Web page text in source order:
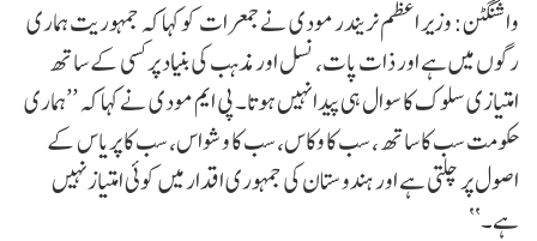
واشنگٹن: وزیر اعظم نریندر مودی نے جمعرات کو کہا کہ جمہوریت ہماری
رگوں میں ہے اور ذات پات، نسل اور مذہب کی بنیاد پر کسی کے ساتھ
امتیازی سلوک کا سوال ہی پیدا نہیں ہوتا۔ پی ایم مودی نے کہا کہ ’’ہماری
حکومت سب کا ساتھ، سب کا وکاس، سب کا وشواس، سب کا پریاس کے
اصول پر چلتی ہے اور ہندوستان کی جمہوری اقدار میں کوئی امتیاز نہیں
ہے۔‘‘